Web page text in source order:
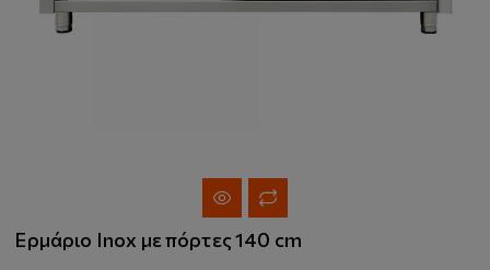
Ερμάριο Inox με πόρτες 140 cm